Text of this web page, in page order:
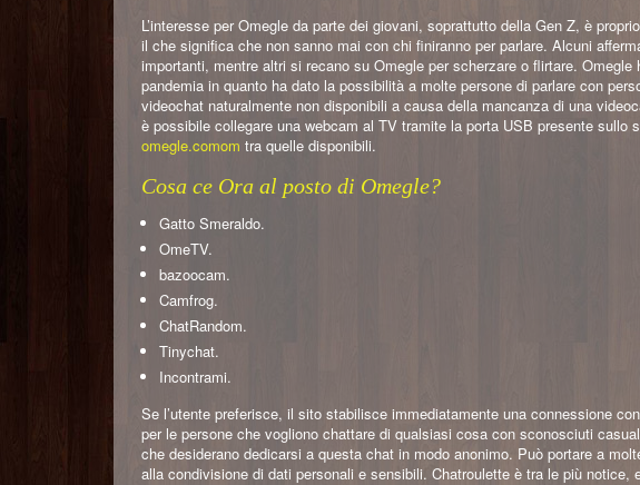
L’interesse per Omegle da parte dei giovani, soprattutto della Gen Z, è
il che significa che non sanno mai con chi finiranno per parlare. Alcuni
importanti, mentre altri si recano su Omegle per scherzare o flirtare.
pandemia in quanto ha dato la possibilità a molte persone di parlare con
videochat naturalmente non disponibili a causa della mancanza di una
è possibile collegare una webcam al TV tramite la porta USB presente sullo
omegle.comom tra quelle disponibili.
Cosa ce Ora al posto di Omegle?
Gatto Smeraldo.
OmeTV.
bazoocam.
Camfrog.
ChatRandom.
Tinychat.
Incontrami.
Se l’utente preferisce, il sito stabilisce immediatamente una connessione
per le persone che vogliono chattare di qualsiasi cosa con sconosciuti
che desiderano dedicarsi a questa chat in modo anonimo. Può portare a
alla condivisione di dati personali e sensibili. Chatroulette è tra le più